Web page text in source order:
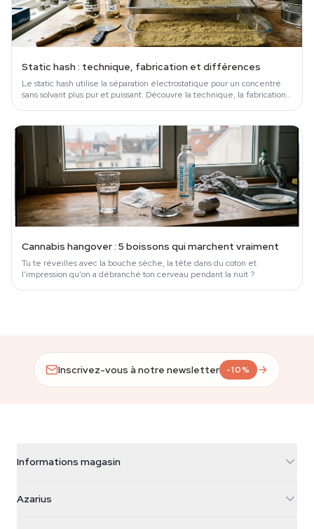
Static hash : technique, fabrication et différences
Le static hash utilise la séparation électrostatique pour un concentré
sans solvant plus pur et puissant. Découvre la technique, la fabrication
Cannabis hangover : 5 boissons qui marchent vraiment
Tu te réveilles avec la bouche sèche, la tête dans du coton et
l'impression qu'on a débranché ton cerveau pendant la nuit ?
Inscrivez-vous à notre newsletter -10%
Informations magasin
Galvaniweg 11
Azarius